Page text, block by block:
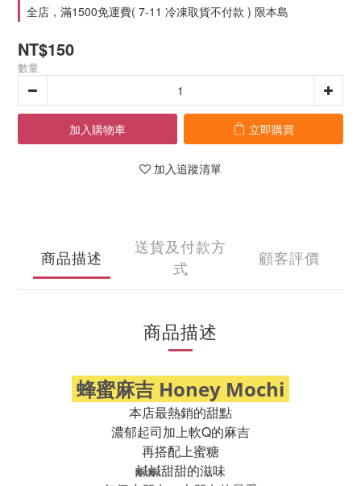
全店，滿1500免運費( 7-11 冷凍取貨不付款 ) 限本島
NT$150
數量
加入購物車 立即購買
加入追蹤清單
商品描述
送貨及付款方
式
顧客評價
商品描述
蜂蜜麻吉 Honey Mochi
本店最熱銷的甜點
濃郁起司加上軟Q的麻吉
再搭配上蜜糖
鹹鹹甜甜的滋味